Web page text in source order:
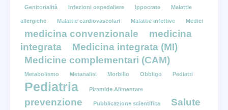
Genitorialità Infezioni ospedaliere Ippocrate Malattie
allergiche Malattie cardiovascolari Malattie infettive Medici
medicina convenzionale
medicina
integrata
Medicina integrata (MI)
Medicine complementari (CAM)
Metabolismo Metanalisi Morbillo Obbligo Pediatri
Pediatria Piramide Alimentare
prevenzione Pubblicazione scientifica Salute